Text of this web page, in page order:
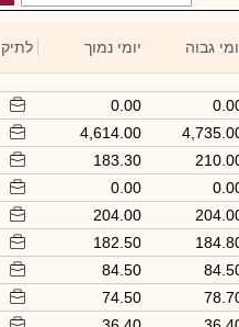
גבוה יומי נמוך לתיק
0.00
4,614.00
183.30
0.00
204.00
182.50
84.50
74.50